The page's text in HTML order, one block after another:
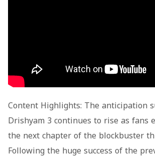
Content Highlights: The anticipation
Drishyam 3 continues to rise as fans
the next chapter of the blockbuster
Following the huge success of the